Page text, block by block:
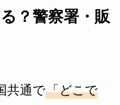
？警察署・販
共通で「どこで